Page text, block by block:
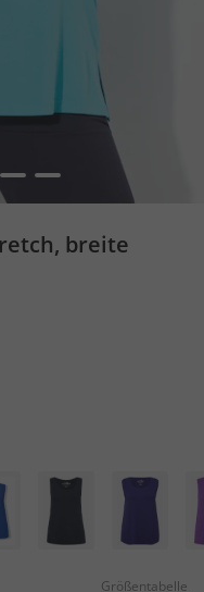
5 6
breite
Größentabelle